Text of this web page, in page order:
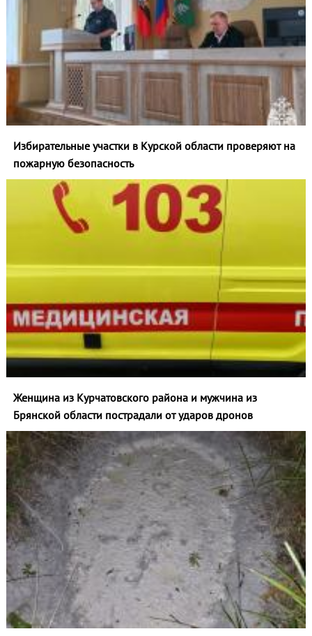
Избирательные участки в Курской области проверяют на
пожарную безопасность
Женщина из Курчатовского района и мужчина из
Брянской области пострадали от ударов дронов